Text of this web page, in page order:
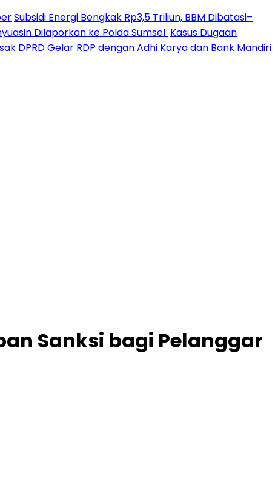
Subsidi Energi Bengkak Rp3,5 Triliun, BBM Dibatasi–
Dilaporkan ke Polda Sumsel Kasus Dugaan
DPRD Gelar RDP dengan Adhi Karya dan Bank Mandiri
Sanksi bagi Pelanggar